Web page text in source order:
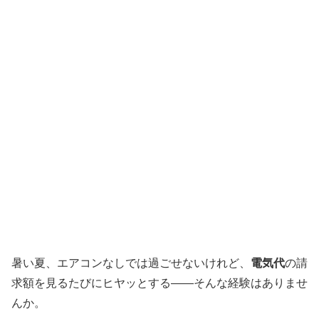
暑い夏、エアコンなしでは過ごせないけれど、 電気代の請
求額を見るたびにヒヤッとする――そんな経験はありませ
んか。